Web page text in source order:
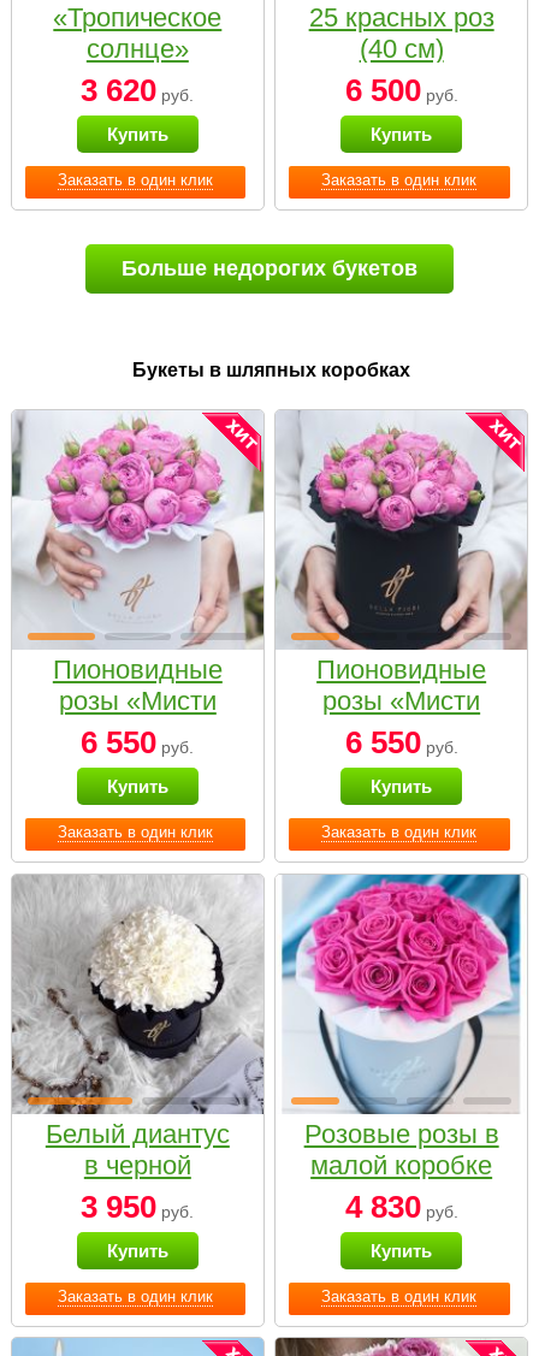
Заказать в один клик
«Тропическое
солнце»
3 620 руб.
Купить
Заказать в один клик
25 красных роз
(40 см)
6 500руб.
Купить
Больше недорогих букетов
Букеты в шляпных коробках
Заказать в один клик
Пионовидные
розы «Мисти
бабблс» в белой
коробке Small
6 550 руб.
Купить
Заказать в один клик
Пионовидные
розы «Мисти
бабблс» в
черной коробке
Small
6 550руб.
Купить
Заказать в один клик
Белый диантус
в черной
коробке Small
3 950 руб.
Купить
Заказать в один клик
Розовые розы в
малой коробке
4 830руб.
Купить